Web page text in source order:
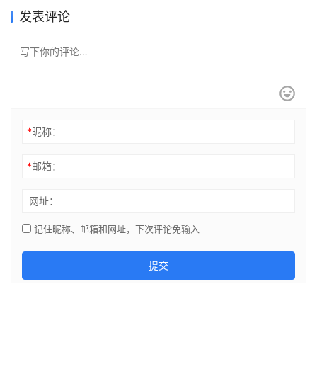
发表评论
*昵称：
*邮箱：
网址：
记住昵称、邮箱和网址，下次评论免输入
提交